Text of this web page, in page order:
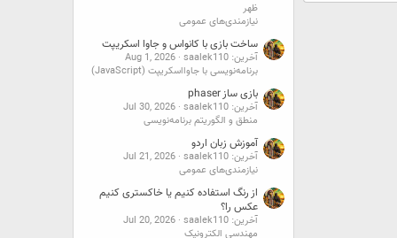
ظهر
نیازمندی‌های عمومی
ساخت بازی با کانواس و جاوا اسکریپت
آخرین: saalek110
Aug 1, 2026
برنامه‌نویسی با جاوااسکریپت (JavaScript)
بازی ساز phaser
آخرین: saalek110
Jul 30, 2026
منطق و الگوریتم برنامه‌نویسی
آموزش زبان اردو
آخرین: saalek110
Jul 21, 2026
نیازمندی‌های عمومی
از رنگ استفاده کنیم یا خاکستری کنیم
عکس را؟
آخرین: saalek110
Jul 20, 2026
مهندسی الکترونیک